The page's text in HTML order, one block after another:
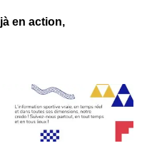
en action,